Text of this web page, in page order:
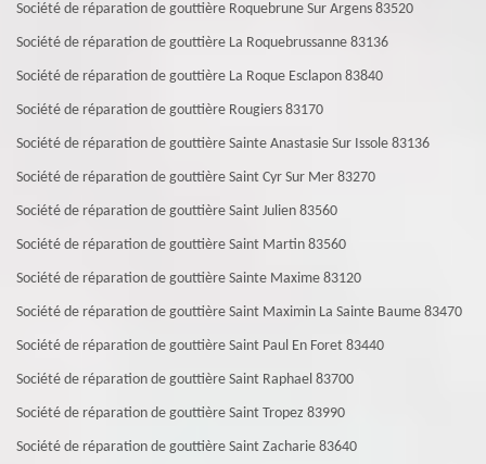
Société de réparation de gouttière Roquebrune Sur Argens 83520
Société de réparation de gouttière La Roquebrussanne 83136
Société de réparation de gouttière La Roque Esclapon 83840
Société de réparation de gouttière Rougiers 83170
Société de réparation de gouttière Sainte Anastasie Sur Issole 83136
Société de réparation de gouttière Saint Cyr Sur Mer 83270
Société de réparation de gouttière Saint Julien 83560
Société de réparation de gouttière Saint Martin 83560
Société de réparation de gouttière Sainte Maxime 83120
Société de réparation de gouttière Saint Maximin La Sainte Baume 83470
Société de réparation de gouttière Saint Paul En Foret 83440
Société de réparation de gouttière Saint Raphael 83700
Société de réparation de gouttière Saint Tropez 83990
Société de réparation de gouttière Saint Zacharie 83640